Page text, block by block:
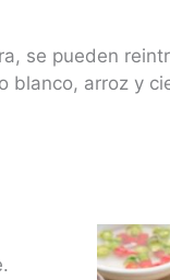
se pueden
blanco, arroz y